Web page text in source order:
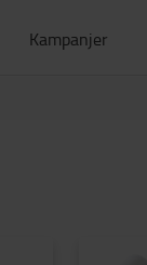
Kampanjer